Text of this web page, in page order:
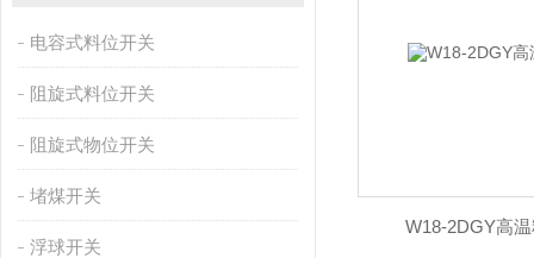
电容式料位开关
阻旋式料位开关
阻旋式物位开关
堵煤开关
浮球开关
W18-2DGY高